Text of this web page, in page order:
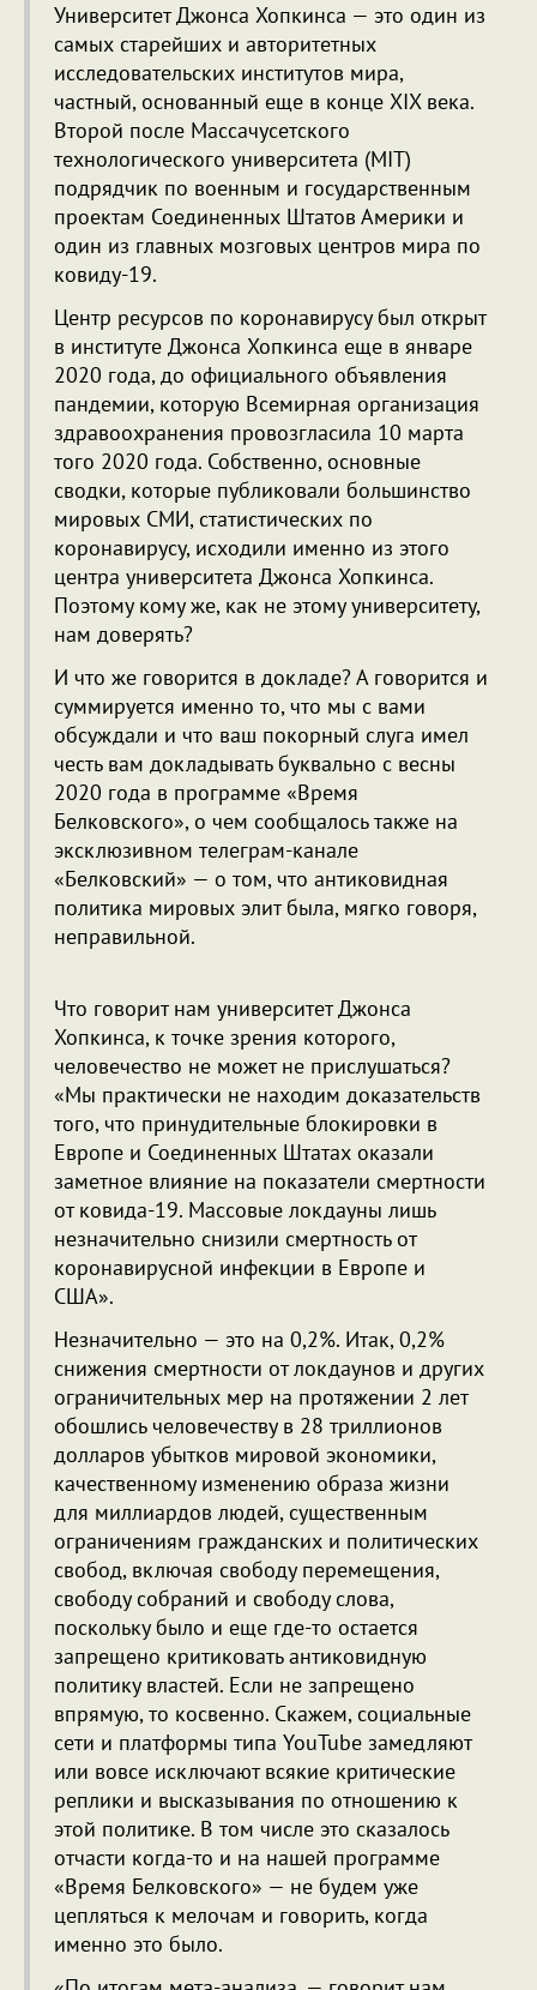
Университет Джонса Хопкинса — это один из
самых старейших и авторитетных
исследовательских институтов мира,
частный, основанный еще в конце XIX века.
Второй после Массачусетского
технологического университета (MIT)
подрядчик по военным и государственным
проектам Соединенных Штатов Америки и
один из главных мозговых центров мира по
ковиду-19.
Центр ресурсов по коронавирусу был открыт
в институте Джонса Хопкинса еще в январе
2020 года, до официального объявления
пандемии, которую Всемирная организация
здравоохранения провозгласила 10 марта
того 2020 года. Собственно, основные
сводки, которые публиковали большинство
мировых СМИ, статистических по
коронавирусу, исходили именно из этого
центра университета Джонса Хопкинса.
Поэтому кому же, как не этому университету,
нам доверять?
И что же говорится в докладе? А говорится и
суммируется именно то, что мы с вами
обсуждали и что ваш покорный слуга имел
честь вам докладывать буквально с весны
2020 года в программе «Время
Белковского», о чем сообщалось также на
эксклюзивном телеграм-канале
«Белковский» — о том, что антиковидная
политика мировых элит была, мягко говоря,
неправильной.
Что говорит нам университет Джонса
Хопкинса, к точке зрения которого,
человечество не может не прислушаться?
«Мы практически не находим доказательств
того, что принудительные блокировки в
Европе и Соединенных Штатах оказали
заметное влияние на показатели смертности
от ковида-19. Массовые локдауны лишь
незначительно снизили смертность от
коронавирусной инфекции в Европе и
США».
Незначительно — это на 0,2%. Итак, 0,2%
снижения смертности от локдаунов и других
ограничительных мер на протяжении 2 лет
обошлись человечеству в 28 триллионов
долларов убытков мировой экономики,
качественному изменению образа жизни
для миллиардов людей, существенным
ограничениям гражданских и политических
свобод, включая свободу перемещения,
свободу собраний и свободу слова,
поскольку было и еще где-то остается
запрещено критиковать антиковидную
политику властей. Если не запрещено
впрямую, то косвенно. Скажем, социальные
сети и платформы типа YouTube замедляют
или вовсе исключают всякие критические
реплики и высказывания по отношению к
этой политике. В том числе это сказалось
отчасти когда-то и на нашей программе
«Время Белковского» — не будем уже
цепляться к мелочам и говорить, когда
именно это было.